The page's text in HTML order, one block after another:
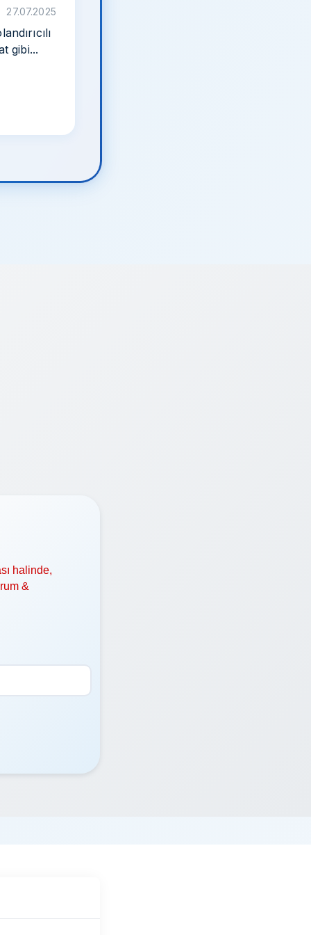
27.07.2025
gibi...
halinde,
&